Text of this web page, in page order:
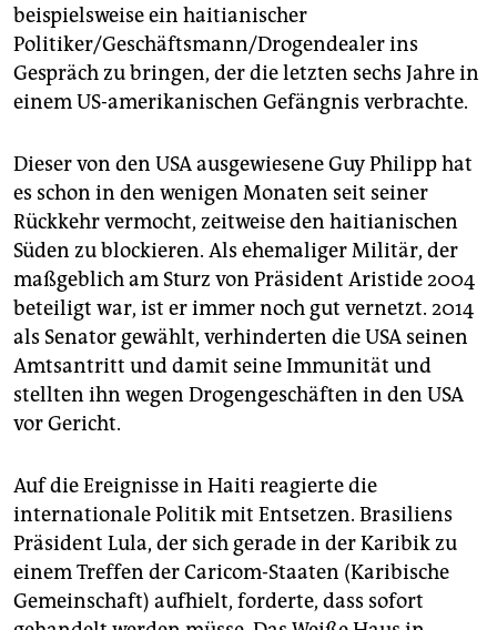
beispielsweise ein haitianischer
Politiker/Geschäftsmann/Drogendealer ins
Gespräch zu bringen, der die letzten sechs Jahre in
einem US-amerikanischen Gefängnis verbrachte.
Dieser von den USA ausgewiesene Guy Philipp hat
es schon in den wenigen Monaten seit seiner
Rückkehr vermocht, zeitweise den haitianischen
Süden zu blockieren. Als ehemaliger Militär, der
maßgeblich am Sturz von Präsident Aristide 2004
beteiligt war, ist er immer noch gut vernetzt. 2014
als Senator gewählt, verhinderten die USA seinen
Amtsantritt und damit seine Immunität und
stellten ihn wegen Drogengeschäften in den USA
vor Gericht.
Auf die Ereignisse in Haiti reagierte die
internationale Politik mit Entsetzen. Brasiliens
Präsident Lula, der sich gerade in der Karibik zu
einem Treffen der Caricom-Staaten (Karibische
Gemeinschaft) aufhielt, forderte, dass sofort